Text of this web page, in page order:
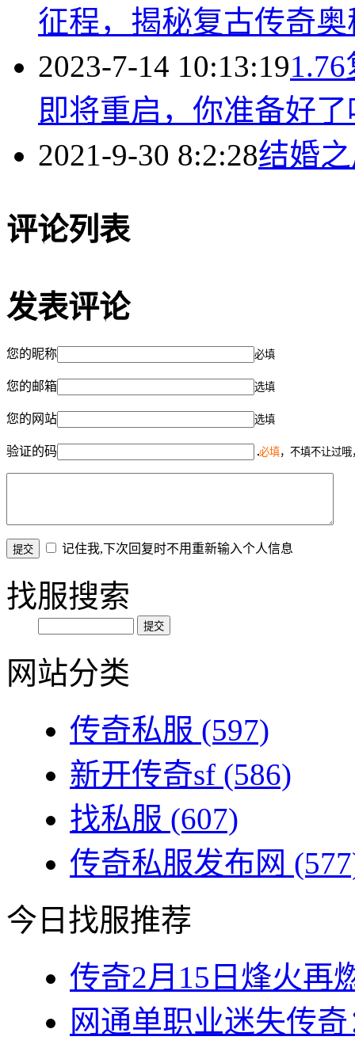
征程，揭秘复古传奇奥
2023-7-14 10:13:19
即将重启，你准备好
2021-9-30 8:2:28结婚
评论列表
发表评论
您的昵称 必填
您的邮箱 选填
您的网站 选填
验证的码 必填，不填不让过
记住我,下次回复时不用重新输入个人信息
找服搜索
网站分类
传奇私服 (597)
新开传奇sf (586)
找私服 (607)
传奇私服发布网
今日找服推荐
传奇2月15日烽火再
网通单职业迷失传